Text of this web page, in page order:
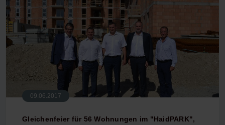
09.06.2017
Gleichenfeier für 56 Wohnungen im "HaidPARK",